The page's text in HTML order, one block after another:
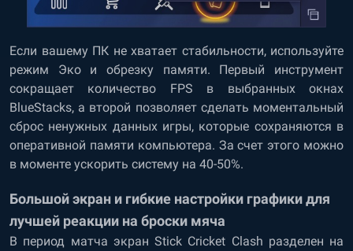
Если вашему ПК не хватает стабильности, используйте
режим Эко и обрезку памяти. Первый инструмент
сокращает количество FPS в выбранных окнах
BlueStacks, а второй позволяет сделать моментальный
сброс ненужных данных игры, которые сохраняются в
оперативной памяти компьютера. За счет этого можно
в моменте ускорить систему на 40-50%.
Большой экран и гибкие настройки графики для
лучшей реакции на броски мяча
В период матча экран Stick Cricket Clash разделен на